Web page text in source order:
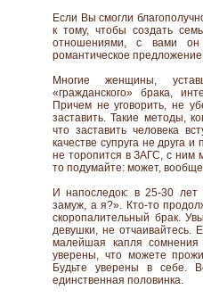
Если Вы смогли
к тому, чтобы создать
отношениями, с вами он
романтическое
Многие женщины,
«гражданского» брака,
Причем не уговорить, не
заставить. Такие методы,
что заставить человека
качестве супруга не друга
не торопится в ЗАГС, с ним
то подумайте: может,
И напоследок: в 25-30
замуж, а я?». Кто-то
скоропалительный брак.
девушки, не отчаивайтесь.
малейшая капля
уверены, что можете
Будьте уверены в себе.
единственная половинка.